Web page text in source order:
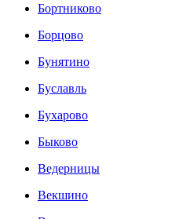
Бортниково
Борцово
Бунятино
Буславль
Бухарово
Быково
Ведерницы
Векшино